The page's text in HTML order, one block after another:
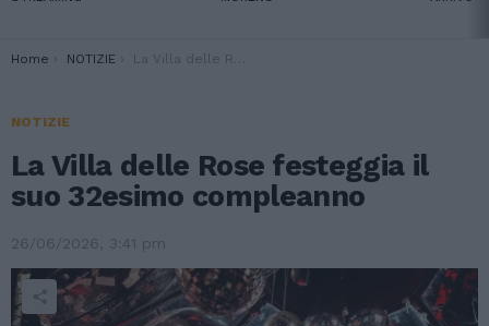
You are here:
Home NOTIZIE La Villa delle Rose festeggia il suo 32esimo compleanno
NOTIZIE
La Villa delle Rose festeggia il
suo 32esimo compleanno
26/06/2026, 3:41 pm